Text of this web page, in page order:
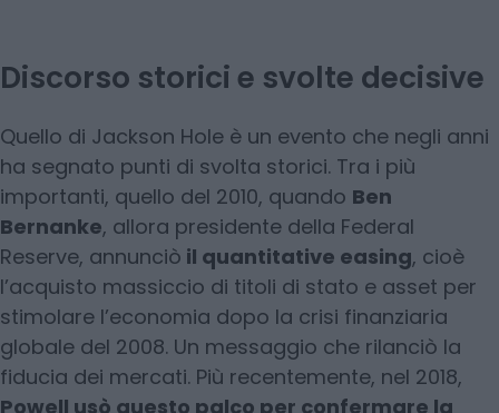
Discorso storici e svolte decisive
Quello di Jackson Hole è un evento che negli anni
ha segnato punti di svolta storici. Tra i più
importanti, quello del 2010, quando Ben
Bernanke, allora presidente della Federal
Reserve, annunciò il quantitative easing, cioè
l’acquisto massiccio di titoli di stato e asset per
stimolare l’economia dopo la crisi finanziaria
globale del 2008. Un messaggio che rilanciò la
fiducia dei mercati. Più recentemente, nel 2018,
Powell usò questo palco per confermare la